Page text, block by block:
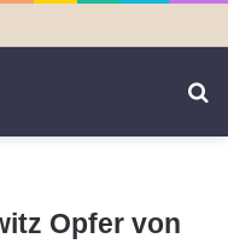
Opfer von